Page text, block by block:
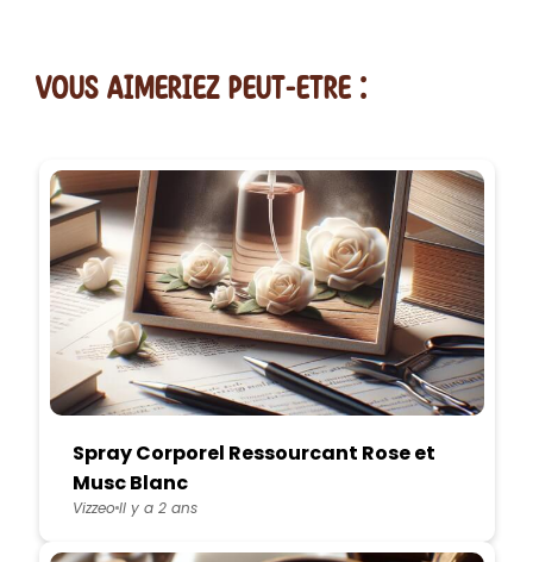
vous AIMERiEZ PEUT-ETRE :
Spray Corporel Ressourcant Rose et
Musc Blanc
VizzeoIl y a 2 ans